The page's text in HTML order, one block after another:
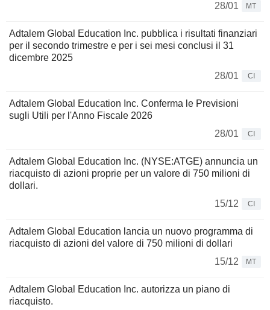
28/01
MT
Adtalem Global Education Inc. pubblica i risultati finanziari
per il secondo trimestre e per i sei mesi conclusi il 31
dicembre 2025
28/01
CI
Adtalem Global Education Inc. Conferma le Previsioni
sugli Utili per l'Anno Fiscale 2026
28/01
CI
Adtalem Global Education Inc. (NYSE:ATGE) annuncia un
riacquisto di azioni proprie per un valore di 750 milioni di
dollari.
15/12
CI
Adtalem Global Education lancia un nuovo programma di
riacquisto di azioni del valore di 750 milioni di dollari
15/12
MT
Adtalem Global Education Inc. autorizza un piano di
riacquisto.